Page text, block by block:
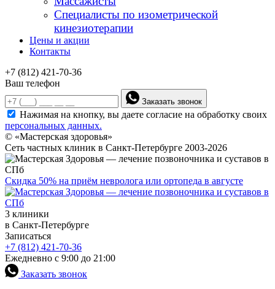
Специалисты по изометрической
кинезиотерапии
Цены и акции
Контакты
+7 (812) 421-70-36
Ваш телефон
Заказать звонок
Нажимая на кнопку, вы даете согласие на обработку своих
персональных данных.
© «Мастерская здоровья»
Сеть частных клиник в Санкт-Петербурге 2003-2026
Скидка 50% на приём невролога или ортопеда в августе
3 клиники
в Санкт-Петербурге
Записаться
+7 (812) 421-70-36
Ежедневно с 9:00 до 21:00
Заказать звонок